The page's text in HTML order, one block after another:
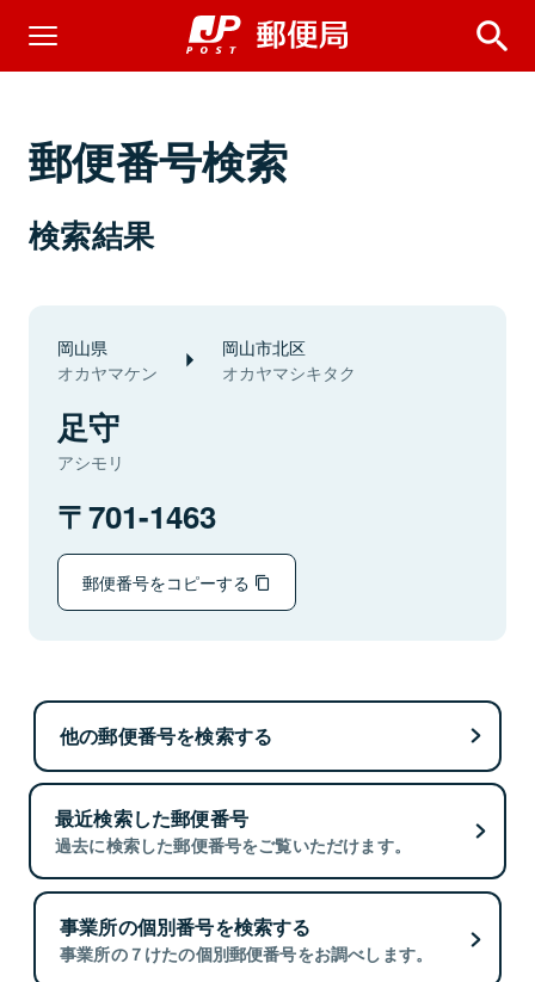
郵便番号検索
検索結果
岡山県
オカヤマケン
岡山市北区
オカヤマシキタク
足守
アシモリ
701-1463
郵便番号をコピーする
他の郵便番号を検索する
最近検索した郵便番号
過去に検索した郵便番号をご覧いただけます。
事業所の個別番号を検索する
事業所の７けたの個別郵便番号をお調べします。